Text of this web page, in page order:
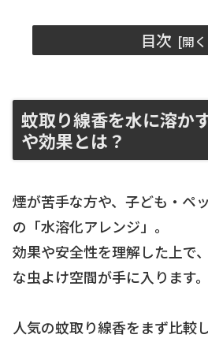
目次
蚊取り線香を水に溶か
や効果とは？
煙が苦手な方や、子ども・ペ
の「水溶化アレンジ」。
効果や安全性を理解した上で
な虫よけ空間が手に入ります。
人気の蚊取り線香をまず比較